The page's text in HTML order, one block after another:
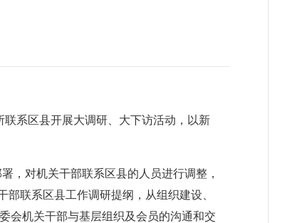
系区县开展大调研、大下访活动，以新
，对机关干部联系区县的人员进行调整，
联系区县工作调研提纲，从组织建设、
会机关干部与基层组织及会员的沟通和交